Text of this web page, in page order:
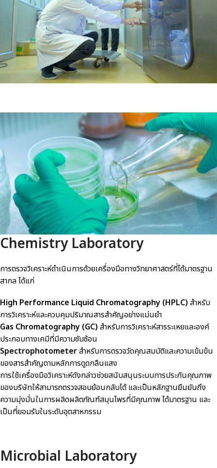
Chemistry Laboratory
การตรวจวิเคราะห์ดำเนินการด้วยเครื่องมือทางวิทยาศาสตร์ที่ได้มาตรฐาน
สากล ได้แก่
High Performance Liquid Chromatography (HPLC) สำหรับ
การวิเคราะห์และควบคุมปริมาณสารสำคัญอย่างแม่นยำ
Gas Chromatography (GC) สำหรับการวิเคราะห์สารระเหยและองค์
ประกอบทางเคมีที่มีความซับซ้อน
Spectrophotometerสำหรับการตรวจวัดคุณสมบัติและความเข้มข้น
ของสารสำคัญตามหลักการดูดกลืนแสง
การใช้เครื่องมือวิเคราะห์ดังกล่าวช่วยสนับสนุนระบบการประกันคุณภาพ
ของบริษัทให้สามารถตรวจสอบย้อนกลับได้ และเป็นหลักฐานยืนยันถึง
ความมุ่งมั่นในการผลิตผลิตภัณฑ์สมุนไพรที่มีคุณภาพ ได้มาตรฐาน และ
เป็นที่ยอมรับในระดับอุตสาหกรรม
Microbial Laboratory